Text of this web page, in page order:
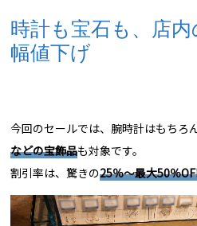
時計も宝石も、店
幅値下げ
今回のセールでは、腕時計はもちろ
などの宝飾品も対象です。
割引率は、驚きの25％〜最大50％